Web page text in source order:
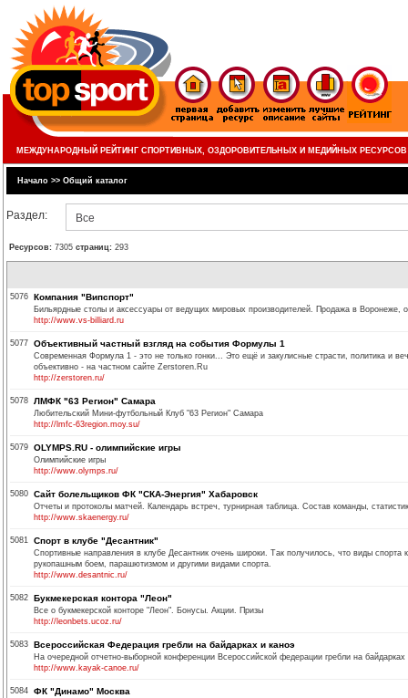
МЕЖДУНАРОДНЫЙ РЕЙТИНГ СПОРТИВНЫХ, ОЗДОРОВИТЕЛЬНЫХ И МЕДИЙНЫХ РЕСУРСОВ
Начало >> Общий каталог
Раздел: Все
Ресурсов: 7305 страниц: 293
5076 Компания "Випспорт"
Бильярдные столы и аксессуары от ведущих мировых производителей. Продажа в Воронеже,
http://www.vs-billiard.ru
5077 Объективный частный взгляд на события Формулы 1
Современная Формула 1 - это не только гонки... Это ещё и закулисные страсти, политика и
объективно - на частном сайте Zerstoren.Ru
http://zerstoren.ru/
5078 ЛМФК "63 Регион" Самара
Любительский Мини-футбольный Клуб "63 Регион" Самара
http://lmfc-63region.moy.su/
5079 OLYMPS.RU - олимпийские игры
Олимпийские игры
http://www.olymps.ru/
5080 Сайт болельщиков ФК "СКА-Энергия" Хабаровск
Отчеты и протоколы матчей. Календарь встреч, турнирная таблица. Состав команды,
http://www.skaenergy.ru/
5081 Спорт в клубе "Десантник"
Спортивные направления в клубе Десантник очень широки. Так получилось, что виды
рукопашным боем, парашютизмом и другими видами спорта.
http://www.desantnic.ru/
5082 Букмекерская контора "Леон"
Все о букмекерской конторе "Леон". Бонусы. Акции. Призы
http://leonbets.ucoz.ru/
5083 Всероссийская Федерация гребли на байдарках и каноэ
На очередной отчетно-выборной конференции Всероссийской федерации гребли на
http://www.kayak-canoe.ru/
5084 ФК "Динамо" Москва